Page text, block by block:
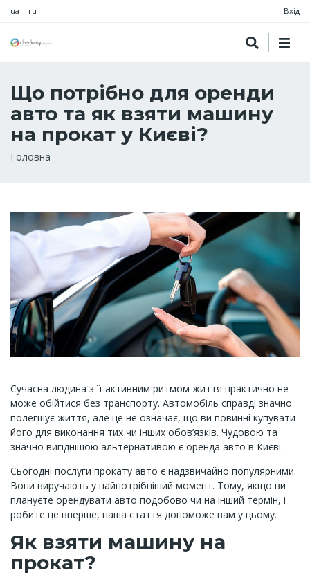
ua | ru Вхід
Що потрібно для оренди
авто та як взяти машину
на прокат у Києві?
Рядок
Головна
Сучасна людина з її активним ритмом життя практично не
може обійтися без транспорту. Автомобіль справді значно
полегшує життя, але це не означає, що ви повинні купувати
його для виконання тих чи інших обов’язків. Чудовою та
значно вигіднішою альтернативою є оренда авто в Києві.
Сьогодні послуги прокату авто є надзвичайно популярними.
Вони виручають у найпотрібніший момент. Тому, якщо ви
плануєте орендувати авто подобово чи на інший термін, і
робите це вперше, наша стаття допоможе вам у цьому.
Як взяти машину на
прокат?